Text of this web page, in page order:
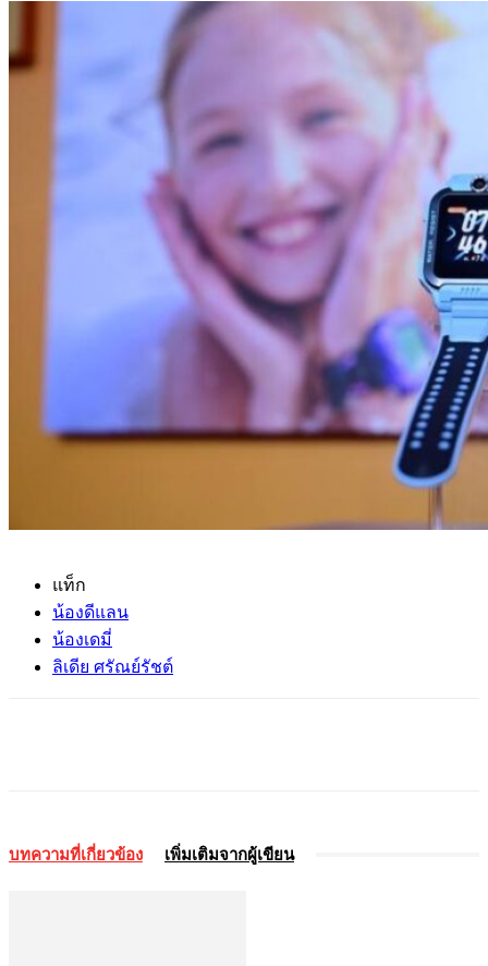
แท็ก
น้องดีแลน
น้องเดมี่
ลิเดีย ศรัณย์รัชต์
บทความที่เกี่ยวข้อง เพิ่มเติมจากผู้เขียน